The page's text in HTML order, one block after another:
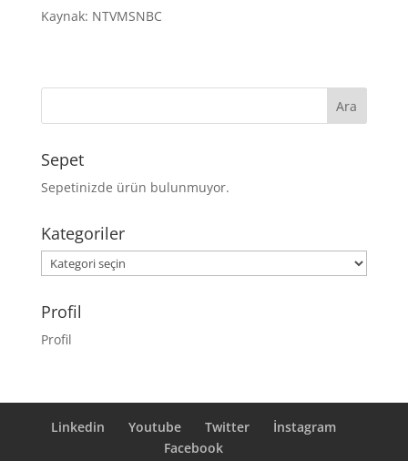
Kaynak: NTVMSNBC
Sepet
Sepetinizde ürün bulunmuyor.
Kategoriler
Kategoriler
Profil
Profil
Linkedin Youtube Twitter
İnstagram
Facebook